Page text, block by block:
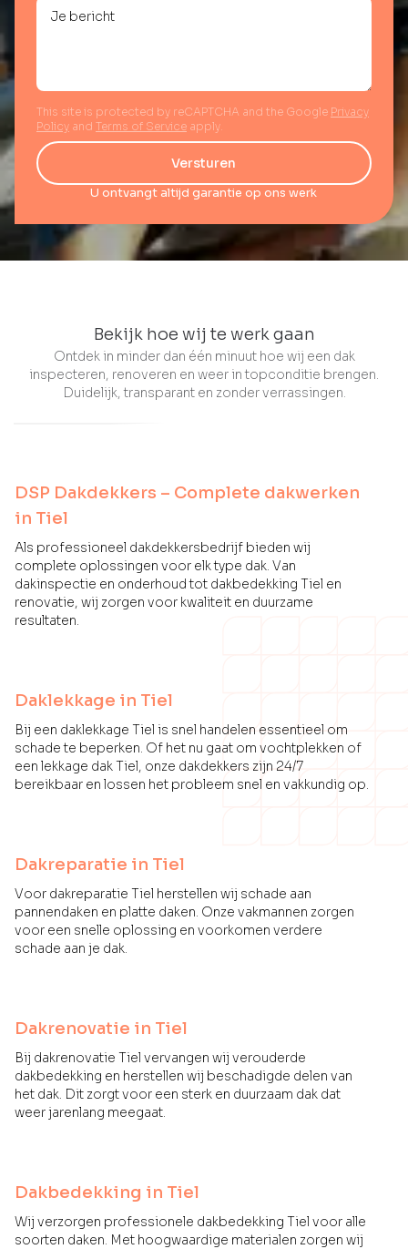
This site is protected by reCAPTCHA and the Google Privacy
Policy and Terms of Service apply.
Versturen
U ontvangt altijd garantie op ons werk
Bekijk hoe wij te werk gaan
Ontdek in minder dan één minuut hoe wij een dak
inspecteren, renoveren en weer in topconditie brengen.
Duidelijk, transparant en zonder verrassingen.
DSP Dakdekkers – Complete dakwerken
in Tiel
Als professioneel dakdekkersbedrijf bieden wij
complete oplossingen voor elk type dak. Van
dakinspectie en onderhoud tot dakbedekking Tiel en
renovatie, wij zorgen voor kwaliteit en duurzame
resultaten.
Daklekkage in Tiel
Bij een daklekkage Tiel is snel handelen essentieel om
schade te beperken. Of het nu gaat om vochtplekken of
een lekkage dak Tiel, onze dakdekkers zijn 24/7
bereikbaar en lossen het probleem snel en vakkundig op.
Dakreparatie in Tiel
Voor dakreparatie Tiel herstellen wij schade aan
pannendaken en platte daken. Onze vakmannen zorgen
voor een snelle oplossing en voorkomen verdere
schade aan je dak.
Dakrenovatie in Tiel
Bij dakrenovatie Tiel vervangen wij verouderde
dakbedekking en herstellen wij beschadigde delen van
het dak. Dit zorgt voor een sterk en duurzaam dak dat
weer jarenlang meegaat.
Dakbedekking in Tiel
Wij verzorgen professionele dakbedekking Tiel voor alle
soorten daken. Met hoogwaardige materialen zorgen wij